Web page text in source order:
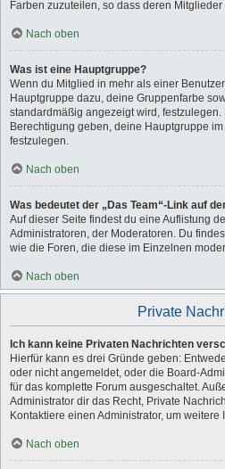
Farben zuzuteilen, so dass deren
Nach oben
Was ist eine Hauptgruppe?
Wenn du Mitglied in mehr als einer
Hauptgruppe dazu, deine Gruppenfarbe
standardmäßig angezeigt wird,
Berechtigung geben, deine Hauptgruppe
festzulegen.
Nach oben
Was bedeutet der „Das Team“-Link auf
Auf dieser Seite findest du eine Auflistung
Administratoren, der Moderatoren. Du
wie die Foren, die diese im Einzelnen
Nach oben
Private
Ich kann keine Privaten Nachrichten
Hierfür kann es drei Gründe geben:
oder nicht angemeldet, oder die Board-
für das komplette Forum ausgeschaltet.
Administrator dir das Recht, Private
Kontaktiere einen Administrator, um
Nach oben